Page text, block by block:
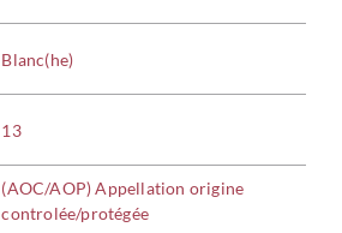
À
Blanc(he)
13
(AOC/AOP) Appellation origine
controlée/protégée